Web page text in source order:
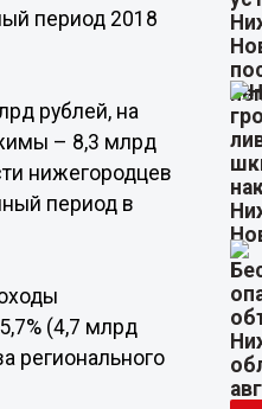
период 2018
рублей, на
– 8,3 млрд
нижегородцев
период в
(4,7 млрд
регионального